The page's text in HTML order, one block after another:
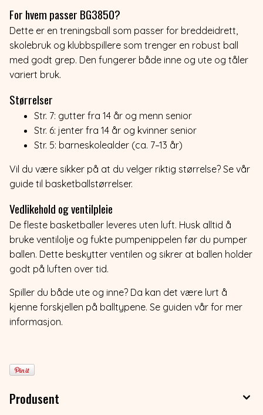
For hvem passer BG3850?
Dette er en treningsball som passer for breddeidrett,
skolebruk og klubbspillere som trenger en robust ball
med godt grep. Den fungerer både inne og ute og tåler
variert bruk.
Størrelser
Str. 7: gutter fra 14 år og menn senior
Str. 6: jenter fra 14 år og kvinner senior
Str. 5: barneskolealder (ca. 7–13 år)
Vil du være sikker på at du velger riktig størrelse? Se vår
guide til basketballstørrelser.
Vedlikehold og ventilpleie
De fleste basketballer leveres uten luft. Husk alltid å
bruke ventilolje og fukte pumpenippelen før du pumper
ballen. Dette beskytter ventilen og sikrer at ballen holder
godt på luften over tid.
Spiller du både ute og inne? Da kan det være lurt å
kjenne forskjellen på balltypene. Se guiden vår for mer
informasjon.
Produsent